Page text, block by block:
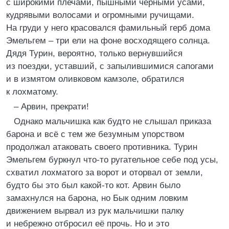
с широкими плечами, пышными чёрными усами,
кудрявыми волосами и огромными ручищами.
На груди у него красовался фамильный герб дома
Эмельгем – три ели на фоне восходящего солнца.
Дядя Турин, вероятно, только вернувшийся
из поездки, уставший, с запылившимися сапогами
и в измятом оливковом камзоле, обратился
к лохматому.
– Арвин, прекрати!
Однако мальчишка как будто не слышал приказа
барона и всё с тем же безумным упорством
продолжал атаковать своего противника. Турин
Эмельгем буркнул что-то ругательное себе под усы,
схватил лохматого за ворот и оторвал от земли,
будто бы это был какой-то кот. Арвин было
замахнулся на барона, но Бык одним ловким
движением вырвал из рук мальчишки палку
и небрежно отбросил её прочь. Но и это